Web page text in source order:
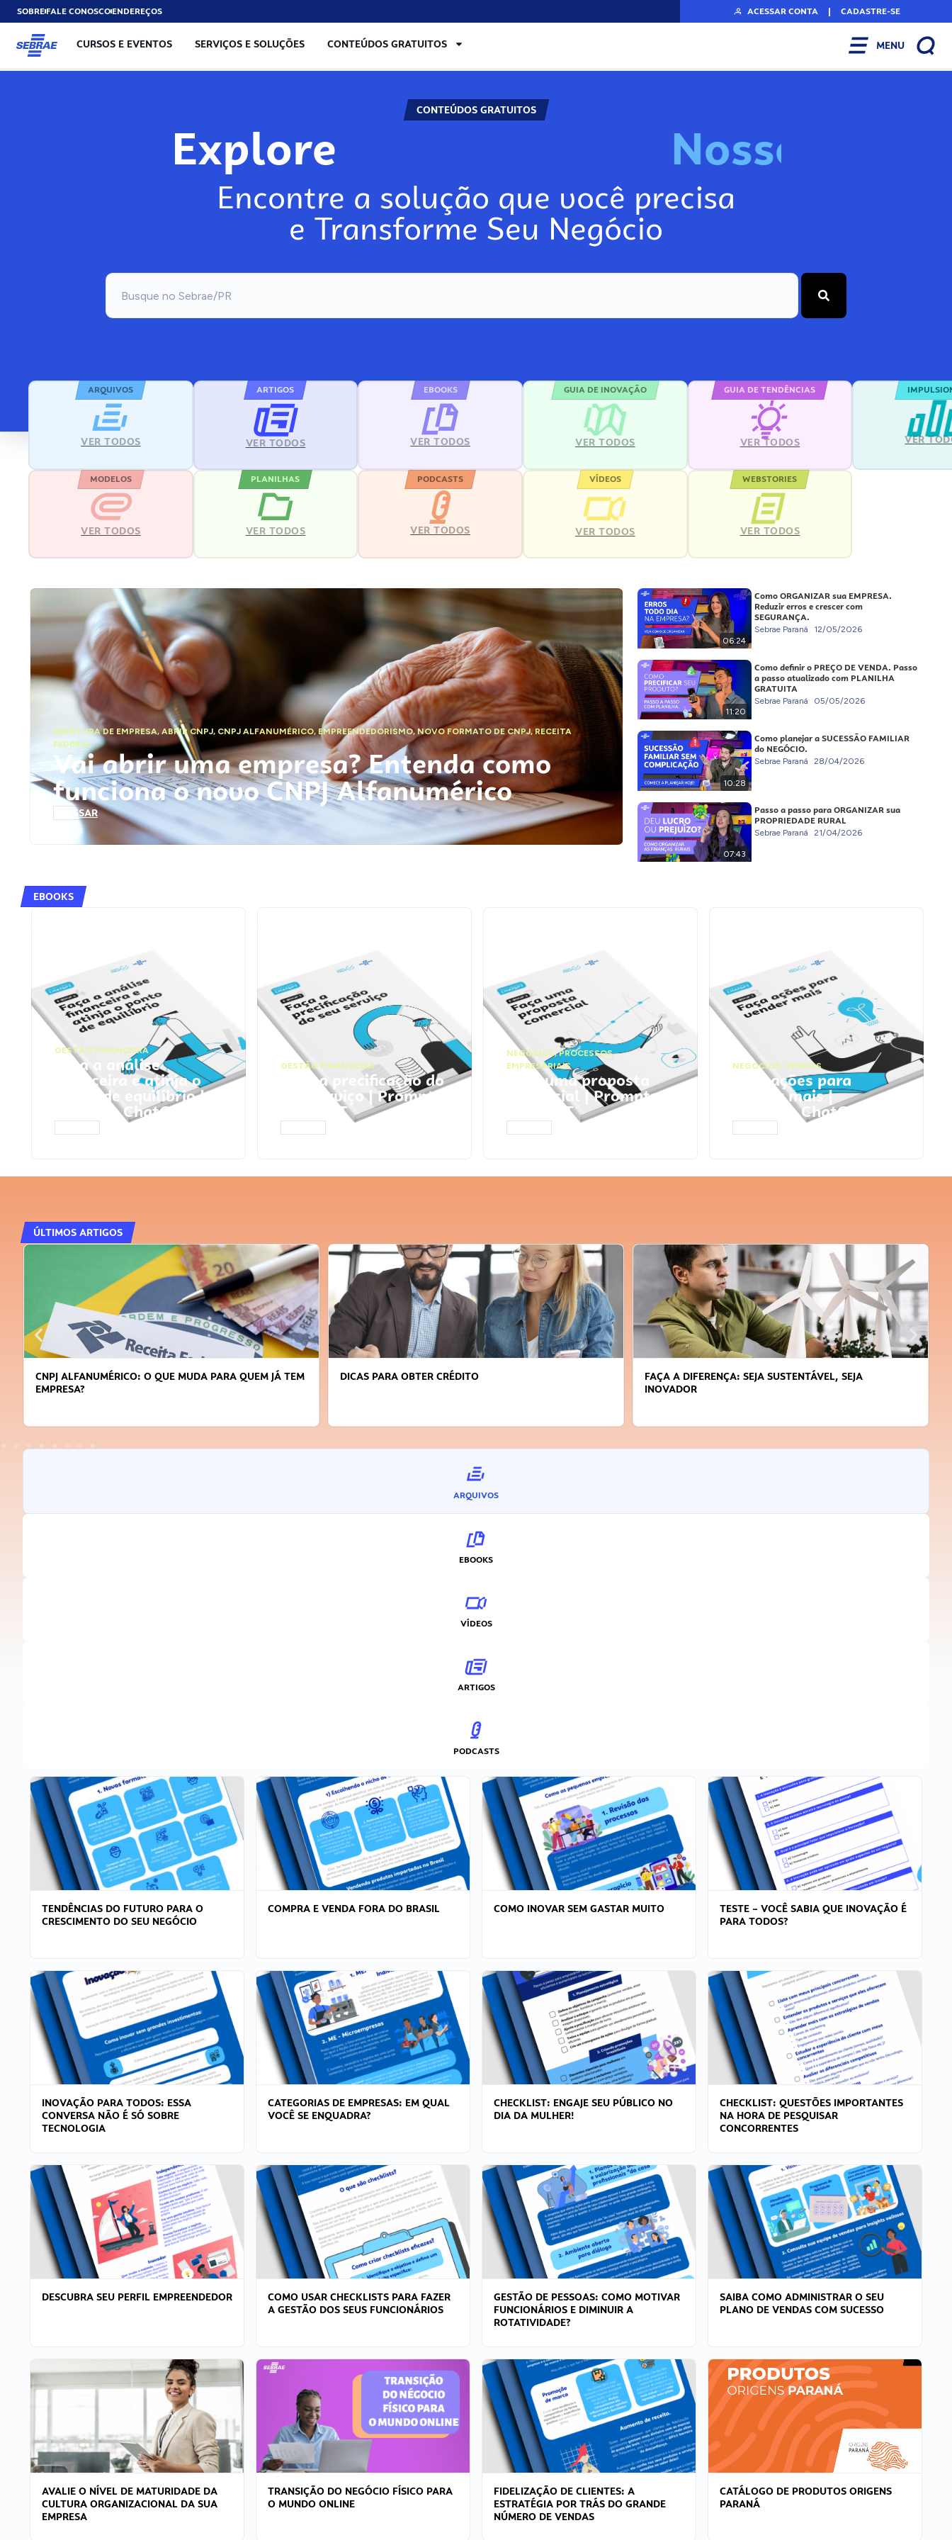
SOBREFALE CONOSCOENDEREÇOS ACESSAR CONTA | CADASTRE-SE
CURSOS E EVENTOS SERVIÇOS E SOLUÇÕES CONTEÚDOS GRATUITOS MENU
CONTEÚDOS GRATUITOS
Explore Nosso
Encontre a solução que você precisa
e Transforme Seu Negócio
ARQUIVOS
VER TODOS
ARTIGOS
VER TODOS
EBOOKS
VER TODOS
GUIA DE INOVAÇÃO
VER TODOS
GUIA DE TENDÊNCIAS
VER TODOS VER
MODELOS
VER TODOS
PLANILHAS
VER TODOS
PODCASTS
VER TODOS
VÍDEOS
VER TODOS
WEBSTORIES
VER TODOS
ABERTURA DE EMPRESA,ABRIR CNPJ, CNPJ ALFANUMÉRICO, EMPREENDEDORISMO,NOVO FORMATO DE CNPJ,RECEITA
FEDERAL
Vai abrir uma empresa? Entenda como
funciona o novo CNPJ Alfanumérico
ACESSAR
06:24
Como ORGANIZAR sua EMPRESA.
Reduzir erros e crescer com
SEGURANÇA.
Sebrae Paraná 12/05/2026
11:20
Como definir o PREÇO DE VENDA. Passo
a passo atualizado com PLANILHA
GRATUITA
Sebrae Paraná 05/05/2026
10:28
Como planejar a SUCESSÃO FAMILIAR
do NEGÓCIO.
Sebrae Paraná 28/04/2026
07:43
Passo a passo para ORGANIZAR sua
PROPRIEDADE RURAL
Sebrae Paraná 21/04/2026
EBOOKS
GESTÃO FINANCEIRA
Faça a análise
financeira e atinja o
ponto de equilíbrio |
Prompts ChatGPT
GESTÃO FINANCEIRA
Faça a precificação do
seu serviço | Prompts
ChatGPT
NEGÓCIOS,PROCESSOS
EMPRESARIAIS
Faça uma proposta
comercial | Prompts
ChatGPT
NEGÓCIOS, VENDAS
Faça ações para
vender mais |
Prompts ChatGPT
ÚLTIMOS ARTIGOS
CNPJ ALFANUMÉRICO: O QUE MUDA PARA QUEM JÁ TEM
EMPRESA?
DICAS PARA OBTER CRÉDITO
FAÇA A DIFERENÇA: SEJA SUSTENTÁVEL, SEJA
INOVADOR
ARQUIVOS
EBOOKS
VÍDEOS
ARTIGOS
PODCASTS
TENDÊNCIAS DO FUTURO PARA O
CRESCIMENTO DO SEU NEGÓCIO
COMPRA E VENDA FORA DO BRASIL COMO INOVAR SEM GASTAR MUITO
TESTE – VOCÊ SABIA QUE INOVAÇÃO É
PARA TODOS?
INOVAÇÃO PARA TODOS: ESSA
CONVERSA NÃO É SÓ SOBRE
TECNOLOGIA
CATEGORIAS DE EMPRESAS: EM QUAL
VOCÊ SE ENQUADRA?
CHECKLIST: ENGAJE SEU PÚBLICO NO
DIA DA MULHER!
CHECKLIST: QUESTÕES IMPORTANTES
NA HORA DE PESQUISAR
CONCORRENTES
DESCUBRA SEU PERFIL EMPREENDEDOR
COMO USAR CHECKLISTS PARA FAZER
A GESTÃO DOS SEUS FUNCIONÁRIOS
GESTÃO DE PESSOAS: COMO MOTIVAR
FUNCIONÁRIOS E DIMINUIR A
ROTATIVIDADE?
SAIBA COMO ADMINISTRAR O SEU
PLANO DE VENDAS COM SUCESSO
AVALIE O NÍVEL DE MATURIDADE DA
CULTURA ORGANIZACIONAL DA SUA
EMPRESA
TRANSIÇÃO DO NEGÓCIO FÍSICO PARA
O MUNDO ONLINE
FIDELIZAÇÃO DE CLIENTES: A
ESTRATÉGIA POR TRÁS DO GRANDE
NÚMERO DE VENDAS
CATÁLOGO DE PRODUTOS ORIGENS
PARANÁ